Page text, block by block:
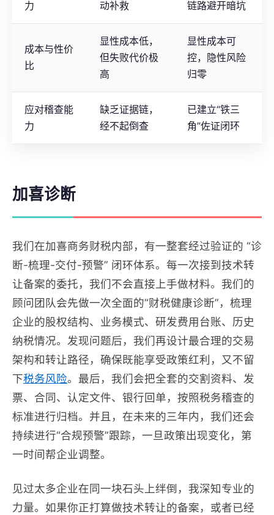
力
动补救
链路避开暗坑
成本与性价
比
显性成本低，
但失败代价极
高
显性成本可
控，隐性风险
归零
应对稽查能
力
缺乏证据链，
经不起倒查
已建立“铁三
角”佐证闭环
加喜诊断
我们在加喜商务财税内部，有一整套经过验证的 “诊
断-梳理-交付-预警” 闭环体系。每一次接到技术转
让备案的委托，我们不会直接上手做材料。我们的
顾问团队会先做一次全面的“财税健康诊断”，梳理
企业的股权结构、业务模式、研发费用台账、历史
纳税情况。发现问题后，我们再设计最合理的交易
架构和转让路径，确保既能享受政策红利，又不留
下税务风险。最后，我们会把全套的交割资料、发
票、合同、认定文件、银行回单，按照税务稽查的
标准进行归档。并且，在未来的三年内，我们还会
持续进行“合规预警”跟踪，一旦政策出现变化，第
一时间帮企业调整。
见过太多企业在同一块石头上绊倒，我深知专业的
力量。如果你正打算做技术转让的备案，或者已经